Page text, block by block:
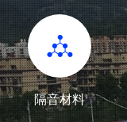
隔音材料